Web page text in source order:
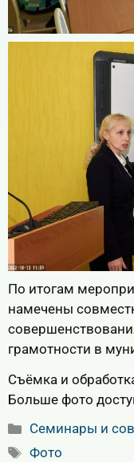
По итогам
намечены
грамотности в
Съёмка и
Больше фото
Рубрики
Семинары и
Метки
Фото